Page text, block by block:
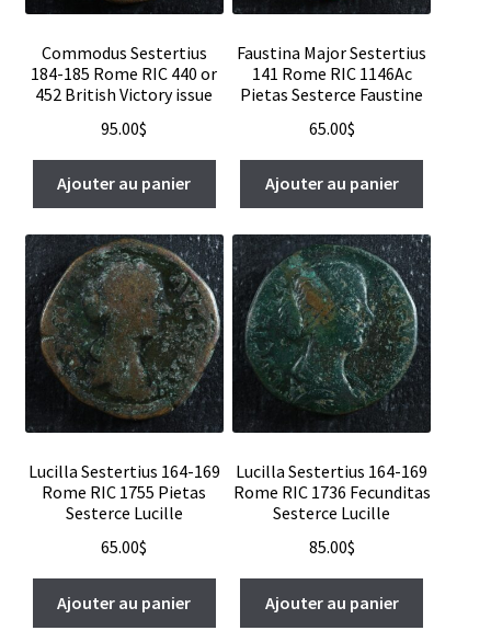
Commodus Sestertius
184-185 Rome RIC 440 or
452 British Victory issue
95.00$
Ajouter au panier
Faustina Major Sestertius
141 Rome RIC 1146Ac
Pietas Sesterce Faustine
65.00$
Ajouter au panier
Lucilla Sestertius 164-169
Rome RIC 1755 Pietas
Sesterce Lucille
65.00$
Ajouter au panier
Lucilla Sestertius 164-169
Rome RIC 1736 Fecunditas
Sesterce Lucille
85.00$
Ajouter au panier